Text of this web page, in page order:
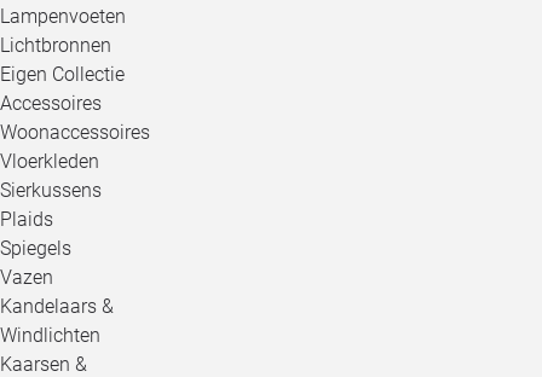
Lampenvoeten
Lichtbronnen
Eigen Collectie
Accessoires
Woonaccessoires
Vloerkleden
Sierkussens
Plaids
Spiegels
Vazen
Kandelaars &
Windlichten
Kaarsen &